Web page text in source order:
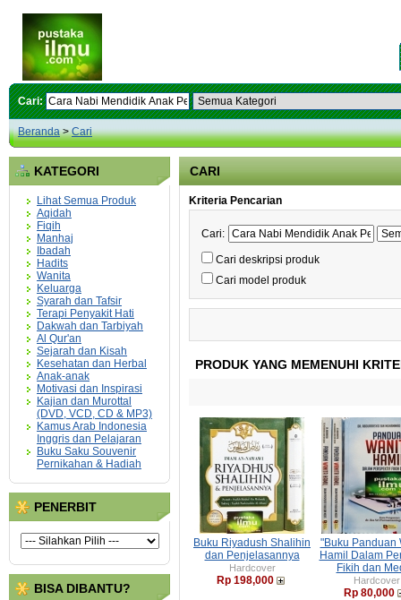
Cari:
Beranda>Cari
KATEGORI
Lihat Semua Produk
Aqidah
Fiqih
Manhaj
Ibadah
Hadits
Wanita
Keluarga
Syarah dan Tafsir
Terapi Penyakit Hati
Dakwah dan Tarbiyah
Al Qur'an
Sejarah dan Kisah
Kesehatan dan Herbal
Anak-anak
Motivasi dan Inspirasi
Kajian dan Murottal
(DVD, VCD, CD & MP3)
Kamus Arab Indonesia
Inggris dan Pelajaran
Buku Saku Souvenir
Pernikahan & Hadiah
PENERBIT
BISA DIBANTU?
CARI
Kriteria Pencarian
Cari:
Cari deskripsi produk
Cari model produk
PRODUK YANG MEMENUHI
Buku Riyadush Shalihin
dan Penjelasannya
Hardcover
Rp 198,000
"Buku Panduan
Hamil Dalam
Fikih dan
Hardcover
Rp 80,000